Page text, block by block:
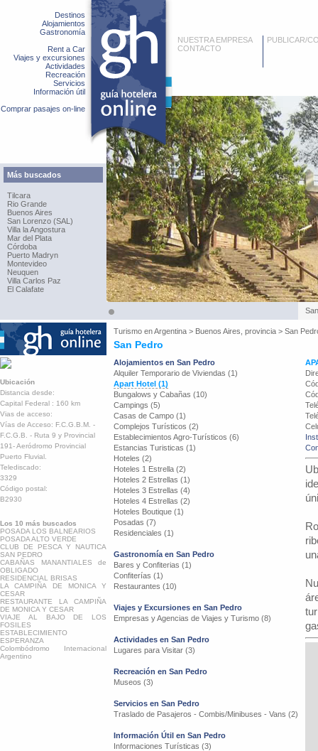
Destinos
Alojamientos
Gastronomía
Rent a Car
Viajes y excursiones
Actividades
Recreación
Servicios
Información útil
Comprar pasajes on-line
Más buscados
Tilcara
Rio Grande
Buenos Aires
San Lorenzo (SAL)
Villa la Angostura
Mar del Plata
Córdoba
Puerto Madryn
Montevideo
Neuquen
Villa Carlos Paz
El Calafate
NUESTRA EMPRESA
CONTACTO
PUBLICAR/
Turismo enArgentina > Buenos Aires, provincia > San
San Pedro
Ubicación
Distancia desde:
Capital Federal : 160 km
Vias de acceso:
Vías de Acceso: F.C.G.B.M. -
F.C.G.B. - Ruta 9 y Provincial
191- Aeródromo Provincial
Puerto Fluvial.
Telediscado:
3329
Código postal:
B2930
Los 10 más buscados
POSADA LOS BALNEARIOS
POSADA ALTO VERDE
CLUB DE PESCA Y NAUTICA
SAN PEDRO
CABAÑAS MANANTIALES de
OBLIGADO
RESIDENCIAL BRISAS
LA CAMPIÑA DE MONICA Y
CESAR
RESTAURANTE LA CAMPIÑA
DE MONICA Y CESAR
VIAJE AL BAJO DE LOS
FOSILES
ESTABLECIMIENTO
ESPERANZA
Colombódromo Internacional
Argentino
Alojamientos en San Pedro
Alquiler Temporario de Viviendas (1)
Apart Hotel (1)
Bungalows y Cabañas (10)
Campings (5)
Casas de Campo (1)
Complejos Turísticos (2)
Establecimientos Agro-Turísticos (6)
Estancias Turisticas (1)
Hoteles (2)
Hoteles 1 Estrella (2)
Hoteles 2 Estrellas (1)
Hoteles 3 Estrellas (4)
Hoteles 4 Estrellas (2)
Hoteles Boutique (1)
Posadas (7)
Residenciales (1)
Gastronomía en San Pedro
Bares y Confiterias (1)
Confiterías (1)
Restaurantes (10)
Viajes y Excursiones en San Pedro
Empresas y Agencias de Viajes y Turismo (8)
Actividades en San Pedro
Lugares para Visitar (3)
Recreación en San Pedro
Museos (3)
Servicios en San Pedro
Traslado de Pasajeros - Combis/Minibuses - Vans (2)
Información Útil en San Pedro
Informaciones Turísticas (3)